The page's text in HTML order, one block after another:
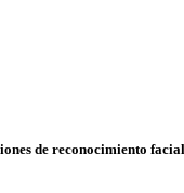
de reconocimiento